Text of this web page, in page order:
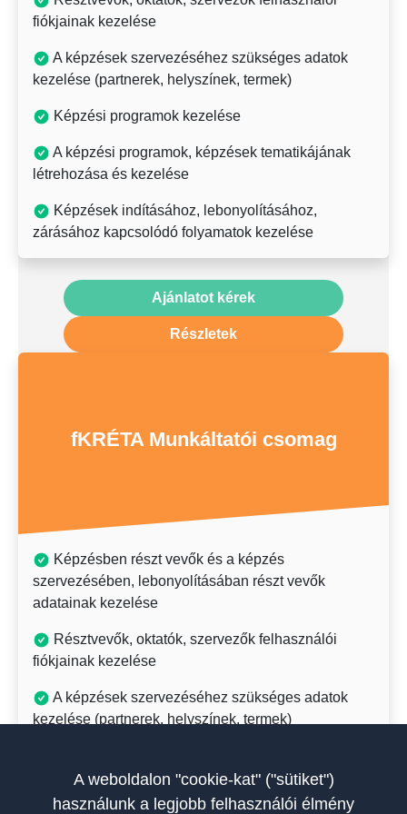
Értesítések kezelése
Címkekezelés
fiókjainak kezelése
A képzések szervezéséhez szükséges adatok
kezelése (partnerek, helyszínek, termek)
Képzési programok kezelése
A képzési programok, képzések tematikájának
létrehozása és kezelése
Képzések indításához, lebonyolításához,
zárásához kapcsolódó folyamatok kezelése
Képzésekhez és képzési programokhoz
kapcsolódó tanulást támogató, szervezési
dokumentumok és hasznos linkek kezelése
adatkapcsolaton keresztül
Dokumentumsablonok kezelése
Honlapintegráció: Képzési programra és
képzésre jelentkezés honlapon keresztül
Értesítések kezelése
Címkekezelés
LMS (Learning Management System)
funkcionalitás
Ajánlatot kérek
Részletek
fKRÉTA Munkáltatói csomag
Képzésben részt vevők és a képzés
szervezésében, lebonyolításában részt vevők
adatainak kezelése
Résztvevők, oktatók, szervezők felhasználói
fiókjainak kezelése
A képzések szervezéséhez szükséges adatok
kezelése (partnerek, helyszínek, termek)
A képzési programok, képzések tematikájának
A weboldalon "cookie-kat" ("sütiket")
használunk a legjobb felhasználói élmény